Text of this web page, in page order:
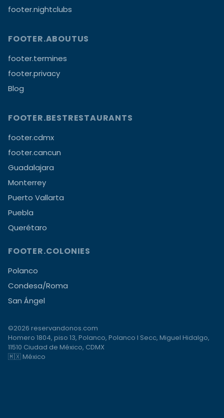
footer.nightclubs
FOOTER.ABOUTUS
footer.termines
footer.privacy
Blog
FOOTER.BESTRESTAURANTS
footer.cdmx
footer.cancun
Guadalajara
Monterrey
Puerto Vallarta
Puebla
Querétaro
FOOTER.COLONIES
Polanco
Condesa/Roma
San Ángel
©2026 reservandonos.com
Homero 1804, piso 13, Polanco, Polanco I Secc, Miguel Hidalgo,
11510 Ciudad de México, CDMX
🇲🇽 México